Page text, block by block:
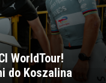
WorldTour!
do Koszalina